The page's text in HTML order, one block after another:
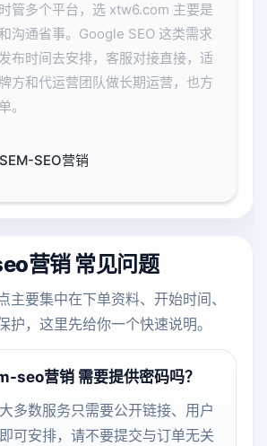
管多个平台，选 xtw6.com 主要是
沟通省事。Google SEO 这类需求
布时间去安排，客服对接直接，适
方和代运营团队做长期运营，也方
。
SEO营销
营销 常见问题
主要集中在下单资料、开始时间、
护，这里先给你一个快速说明。
seo营销 需要提供密码吗？
多数服务只需要公开链接、用户
可安排，请不要提交与订单无关